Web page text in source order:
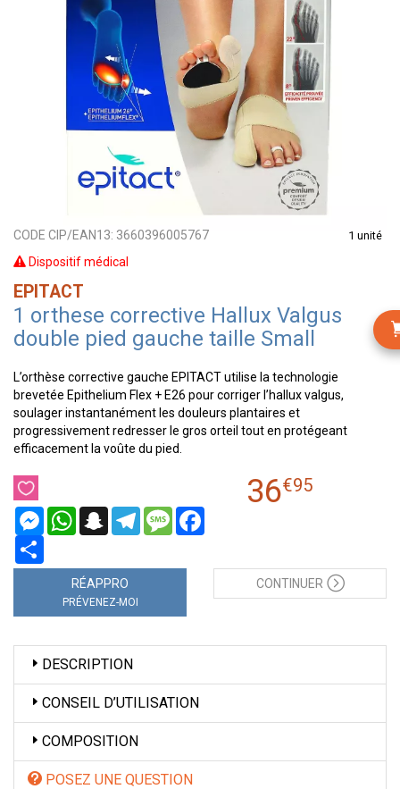
CODE CIP/EAN13: 3660396005767 1 unité
Dispositif médical
EPITACT
1 orthese corrective Hallux Valgus
double pied gauche taille Small
L’orthèse corrective gauche EPITACT utilise la technologie
brevetée Epithelium Flex + E26 pour corriger l’hallux valgus,
soulager instantanément les douleurs plantaires et
progressivement redresser le gros orteil tout en protégeant
efficacement la voûte du pied.
MessengerWhatsAppSnapchatTelegramMessage
36€95
RÉAPPRO
PRÉVENEZ-MOI
CONTINUER
DESCRIPTION
CONSEIL D’UTILISATION
COMPOSITION
POSEZ UNE QUESTION